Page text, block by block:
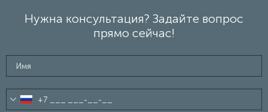
Нужна консультация? Задайте вопрос
прямо сейчас!